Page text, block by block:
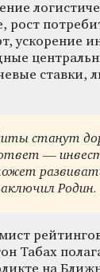
рост
ускорение
ставки,
станут
—
Родин.
Табах